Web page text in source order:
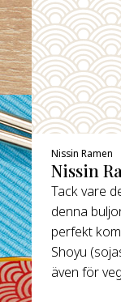
Nissin Ramen
Nissin
Tack vare
denna
perfekt
Shoyu
även för